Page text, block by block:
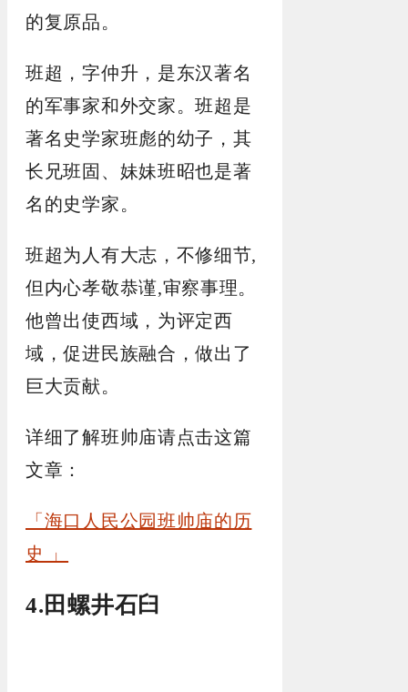
的复原品。
班超，字仲升，是东汉著名
的军事家和外交家。班超是
著名史学家班彪的幼子，其
长兄班固、妹妹班昭也是著
名的史学家。
班超为人有大志，不修细节,
但内心孝敬恭谨,审察事理。
他曾出使西域，为评定西
域，促进民族融合，做出了
巨大贡献。
详细了解班帅庙请点击这篇
文章：
「海口人民公园班帅庙的历
史 」
4.田螺井石臼